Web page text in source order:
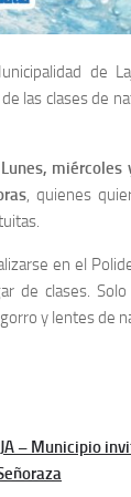
de
las clases de
Lunes, miércoles
, quienes
en el
de clases.
y lentes de
– Municipio